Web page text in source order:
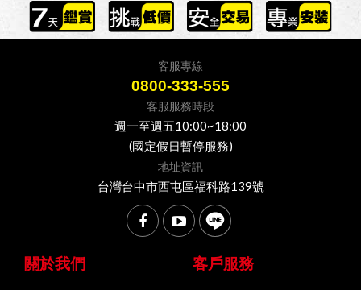
客服專線
0800-333-555
客服服務時段
週一至週五10:00~18:00
(國定假日暫停服務)
地址資訊
台灣台中市西屯區福科路139號
關於我們 客戶服務